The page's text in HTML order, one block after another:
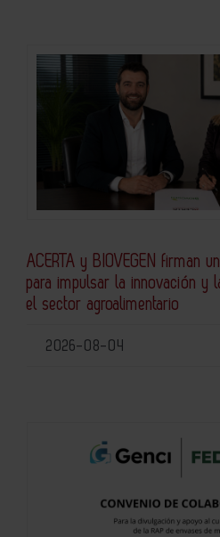
ACERTA y BIOVEGEN firman
para impulsar la innovación y
el sector agroalimentario
2026-08-04